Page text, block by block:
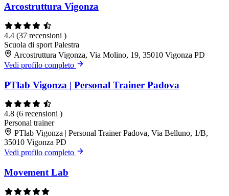
Arcostruttura Vigonza
4.4 (37 recensioni )
Scuola di sport Palestra
Arcostruttura Vigonza, Via Molino, 19, 35010 Vigonza PD
Vedi profilo completo
PTlab Vigonza | Personal Trainer Padova
4.8 (6 recensioni )
Personal trainer
PTlab Vigonza | Personal Trainer Padova, Via Belluno, 1/B,
35010 Vigonza PD
Vedi profilo completo
Movement Lab